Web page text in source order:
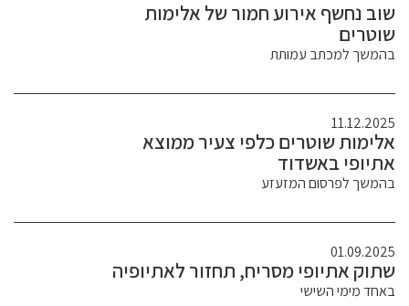
שוב נחשף אירוע חמור של אלימות
שוטרים
בהמשך למכתב עמותת
11.12.2025
אלימות שוטרים כלפי צעיר ממוצא
אתיופי באשדוד
בהמשך לפרסום המזעזע
01.09.2025
שתוק אתיופי מסריח, תחזור לאתיופיה
באחד מימי השישי